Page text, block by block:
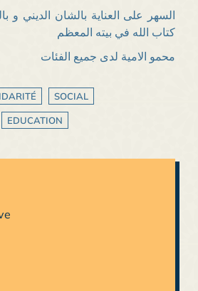
السهر على العناية بالشان الديني و
كتاب الله في بيته المعظم
محمو الامية لدى جميع الفئات
SOCIAL
EDUCATION